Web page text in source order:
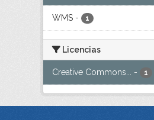
WMS - 1
Licencias
Creative Commons... - 1